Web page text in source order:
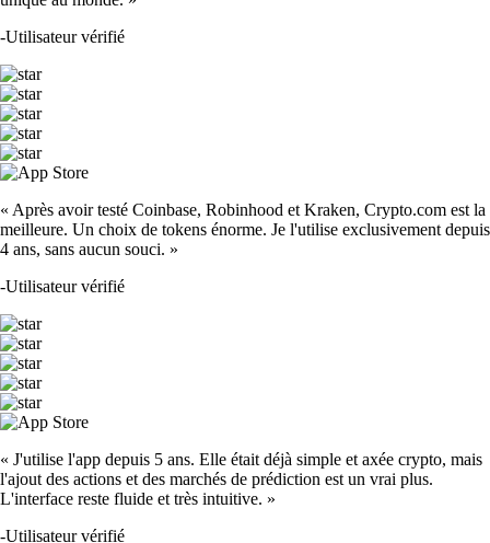
-Utilisateur vérifié
« Après avoir testé Coinbase, Robinhood et Kraken, Crypto.com est la
meilleure. Un choix de tokens énorme. Je l'utilise exclusivement depuis
4 ans, sans aucun souci. »
-Utilisateur vérifié
« J'utilise l'app depuis 5 ans. Elle était déjà simple et axée crypto, mais
l'ajout des actions et des marchés de prédiction est un vrai plus.
L'interface reste fluide et très intuitive. »
-Utilisateur vérifié